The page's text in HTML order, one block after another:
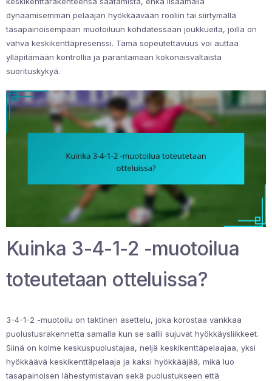
dynaamisemman pelaajan hyökkäävään rooliin tai siirtymällä
tasapainoisempaan muotoiluun kohdatessaan joukkueita, joilla on
vahva keskikenttäpresenssi. Tämä sopeutettavuus voi auttaa
ylläpitämään kontrollia ja parantamaan kokonaisvaltaista
suorituskykyä.
Kuinka 3-4-1-2 -muotoilua
toteutetaan otteluissa?
3-4-1-2 -muotoilu on taktinen asettelu, joka korostaa vankkaa
puolustusrakennetta samalla kun se sallii sujuvat hyökkäysliikkeet.
Siinä on kolme keskuspuolustajaa, neljä keskikenttäpelaajaa, yksi
hyökkäävä keskikenttäpelaaja ja kaksi hyökkääjää, mikä luo
tasapainoisen lähestymistavan sekä puolustukseen että